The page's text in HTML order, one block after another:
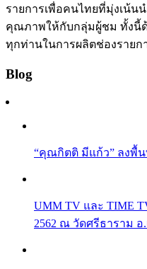
รายการเพื่อคนไทยที่มุ่งเน้น
คุณภาพให้กับกลุ่มผู้ชม ทั้งนี้
ทุกท่านในการผลิตช่องราย
Blog
“คุณกิตติ มีแก้ว” ลงพื้
UMM TV และ TIME
2562 ณ วัดศรีธาราม อ